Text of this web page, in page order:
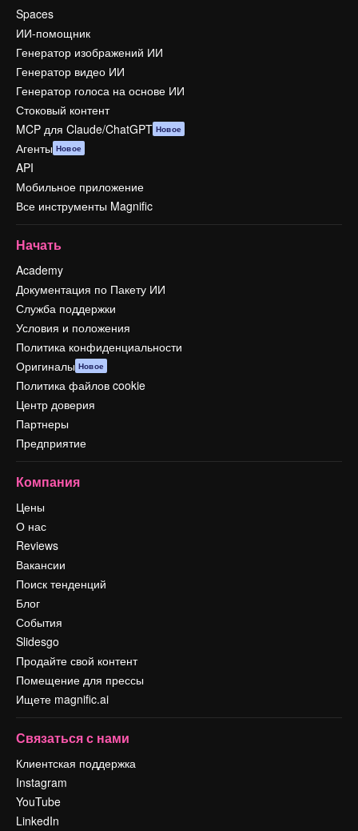
Spaces
ИИ-помощник
Генератор изображений ИИ
Генератор видео ИИ
Генератор голоса на основе ИИ
Стоковый контент
MCP для Claude/ChatGPT Новое
Агенты Новое
API
Мобильное приложение
Все инструменты Magnific
Начать
Academy
Документация по Пакету ИИ
Служба поддержки
Условия и положения
Политика конфиденциальности
Оригиналы Новое
Политика файлов cookie
Центр доверия
Партнеры
Предприятие
Компания
Цены
О нас
Reviews
Вакансии
Поиск тенденций
Блог
События
Slidesgo
Продайте свой контент
Помещение для прессы
Ищете magnific.ai
Связаться с нами
Клиентская поддержка
Instagram
YouTube
LinkedIn